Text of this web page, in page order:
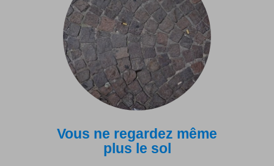
Vous ne regardez même
plus le sol